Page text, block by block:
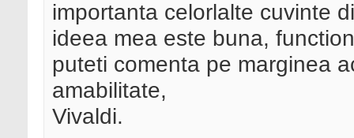
importanta celorlalte cuvinte
ideea mea este buna,
puteti comenta pe marginea
amabilitate,
Vivaldi.